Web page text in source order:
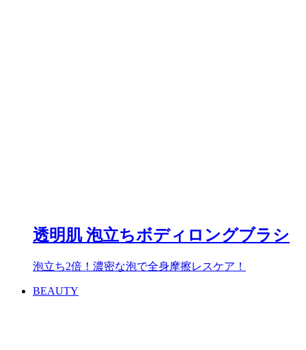
透明肌 泡立ちボディロングブラシ
泡立ち2倍！濃密な泡で全身摩擦レスケア！
BEAUTY